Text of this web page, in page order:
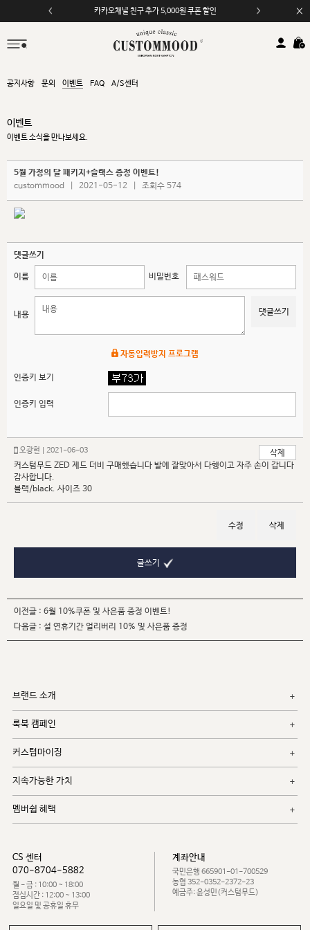
카카오채널 친구 추가 5,000원 쿠폰 할인
공지사항 문의 이벤트 FAQ A/S센터
이벤트
이벤트 소식을 만나보세요.
5월 가정의 달 패키지+슬랙스 증정 이벤트!
custommood
2021-05-12 조회수 574
댓글쓰기
이름 비밀번호
내용 댓글쓰기
자동입력방지 프로그램
인증키 보기
인증키 입력
오광현 | 2021-06-03
삭제
커스텀무드 ZED 제드 더비 구매했습니다 발에 잘맞아서 다행이고 자주 손이 갑니다
감사합니다.
블랙/black. 사이즈 30
수정 삭제
글쓰기
이전글 : 6월 10%쿠폰 및 사은품 증정 이벤트!
다음글 : 설 연휴기간 얼리버리 10% 및 사은품 증정
브랜드 소개
룩북 캠페인
커스텀마이징
지속가능한 가치
멤버쉽 혜택
CS 센터
070-8704-5882
월 - 금 : 10:00 ~ 18:00
점심시간 : 12:00 ~ 13:00
일요일 및 공휴일 휴무
계좌안내
국민은행 665901-01-700529
농협 352-0352-2372-23
예금주: 윤성민(커스텀무드)